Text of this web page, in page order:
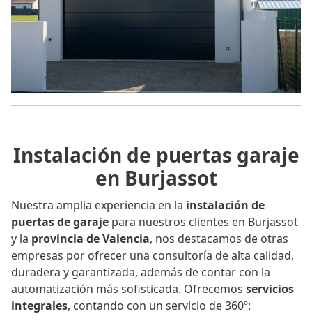
Instalación de puertas garaje
en Burjassot
Nuestra amplia experiencia en la instalación de
puertas de garaje para nuestros clientes en Burjassot
y la provincia de Valencia, nos destacamos de otras
empresas por ofrecer una consultoría de alta calidad,
duradera y garantizada, además de contar con la
automatización más sofisticada. Ofrecemos servicios
integrales, contando con un servicio de 360º: